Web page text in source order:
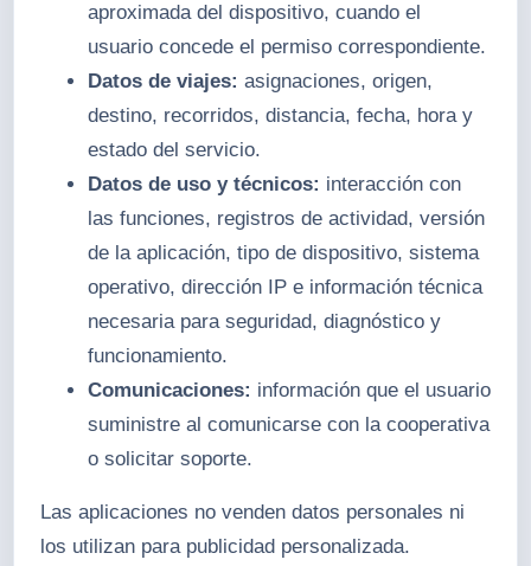
aproximada del dispositivo, cuando el
usuario concede el permiso correspondiente.
Datos de viajes: asignaciones, origen,
destino, recorridos, distancia, fecha, hora y
estado del servicio.
Datos de uso y técnicos: interacción con
las funciones, registros de actividad, versión
de la aplicación, tipo de dispositivo, sistema
operativo, dirección IP e información técnica
necesaria para seguridad, diagnóstico y
funcionamiento.
Comunicaciones: información que el usuario
suministre al comunicarse con la cooperativa
o solicitar soporte.
Las aplicaciones no venden datos personales ni
los utilizan para publicidad personalizada.